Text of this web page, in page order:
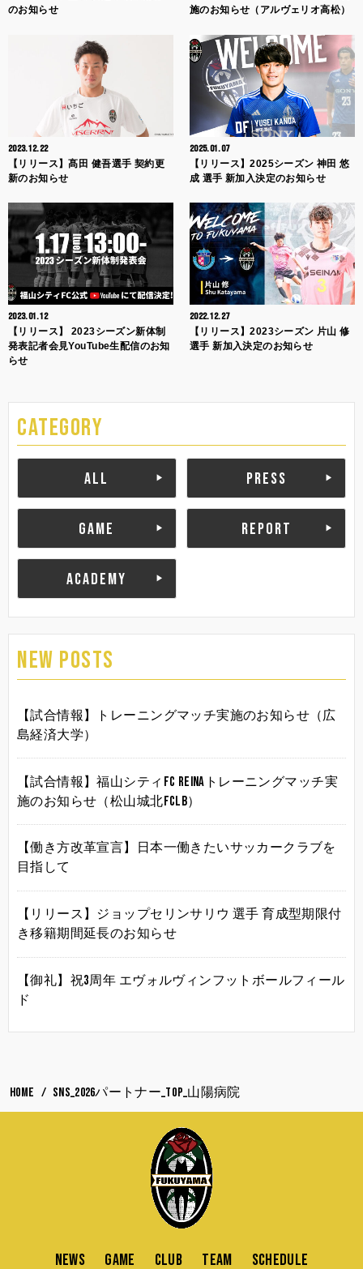
のお知らせ
施のお知らせ（アルヴェリオ高松）
2023.12.22
【リリース】髙田 健吾選手 契約更
新のお知らせ
2025.01.07
【リリース】2025シーズン 神田 悠
成 選手 新加入決定のお知らせ
2023.01.12
【リリース】 2023シーズン新体制
発表記者会見YouTube生配信のお知
らせ
2022.12.27
【リリース】2023シーズン 片山 修
選手 新加入決定のお知らせ
CATEGORY
ALL PRESS
GAME REPORT
ACADEMY
NEW POSTS
【試合情報】トレーニングマッチ実施のお知らせ（広
島経済大学）
【試合情報】福山シティFC Reinaトレーニングマッチ実
施のお知らせ（松山城北FCLB）
【働き方改革宣言】日本一働きたいサッカークラブを
目指して
【リリース】ジョップセリンサリウ 選手 育成型期限付
き移籍期間延長のお知らせ
【御礼】祝3周年 エヴォルヴィンフットボールフィール
ド
HOME SNS_2026パートナー_TOP_山陽病院
NEWS GAME CLUB TEAM SCHEDULE